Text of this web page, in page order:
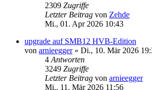
2309 Zugriffe
Letzter Beitrag von Zehde
Mi., 01. Apr 2026 10:43
upgrade auf SMB12 HVB-Edition
von arnieegger» Di., 10. Mär 2026
4 Antworten
3249 Zugriffe
Letzter Beitrag von arnieegger
Mi., 11. Mär 2026 11:56